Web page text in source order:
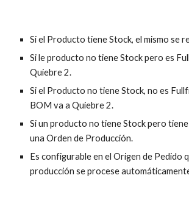
Si el Producto tiene Stock, el mismo se
Si le producto no tiene Stock pero es
Quiebre 2.
Si el Producto no tiene Stock, no es
BOM va a Quiebre 2.
Si un producto no tiene Stock pero
una Orden de Producción.
Es configurable en el Origen de Pedido
producción se procese